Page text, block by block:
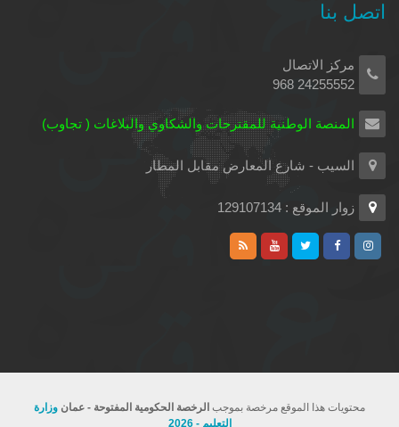
اتصل بنا
مركز الاتصال
24255552 968
المنصة الوطنية للمقترحات والشكاوي والبلاغات ( تجاوب)
السيب - شارع المعارض مقابل المطار
زوار الموقع : 129107134
محتويات هذا الموقع مرخصة بموجب الرخصة الحكومية المفتوحة - عمان وزارة
التعليم - 2026